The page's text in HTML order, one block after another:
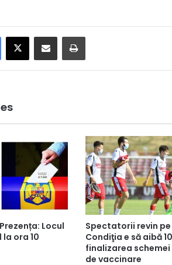
Locul
ora 10
Spectatorii revin
Condiţia e să aibă
finalizarea
de vaccinare